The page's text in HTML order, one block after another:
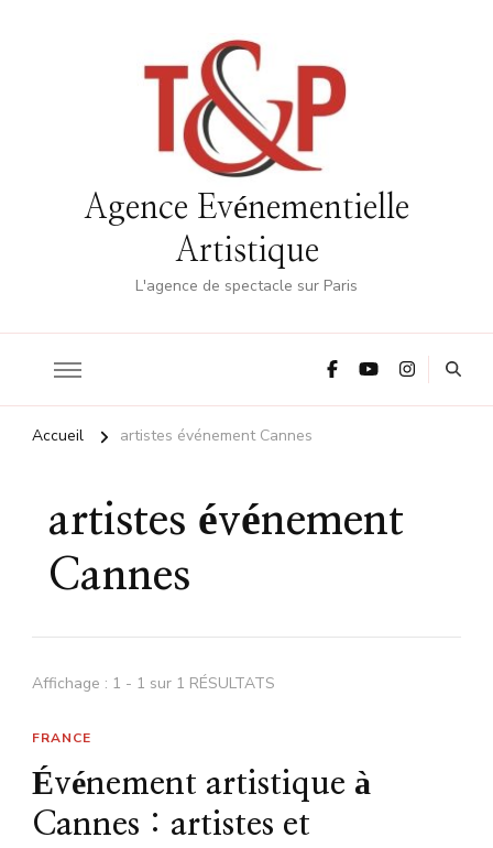
Agence Evénementielle
Artistique
L'agence de spectacle sur Paris
Accueil artistes événement Cannes
artistes événement
Cannes
Affichage : 1 - 1 sur 1 RÉSULTATS
FRANCE
Événement artistique à
Cannes : artistes et